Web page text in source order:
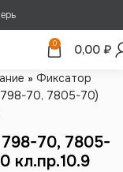
0 0,00 ₽
» Фиксатор
70, 7805-70)
70, 7805-
кл.пр.10.9